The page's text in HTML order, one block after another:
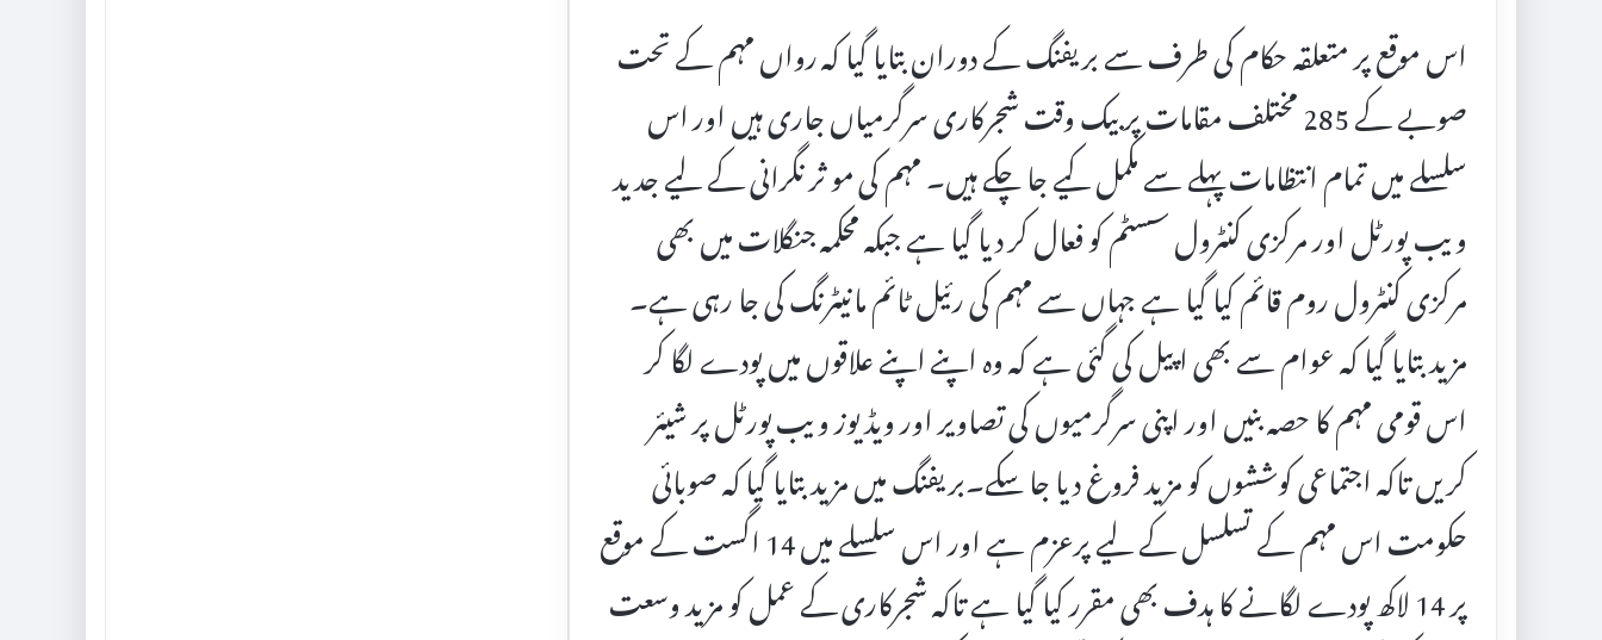
اس موقع پر متعلقہ حکام کی طرف سے بریفنگ کے دوران بتایا گیا کہ رواں مہم کے تحت
صوبے کے 285 مختلف مقامات پر بیک وقت شجرکاری سرگرمیاں جاری ہیں اور اس
سلسلے میں تمام انتظامات پہلے سے مکمل کیے جا چکے ہیں۔ مہم کی مو ثر نگرانی کے لیے جدید
ویب پورٹل اور مرکزی کنٹرول سسٹم کو فعال کر دیا گیا ہے جبکہ محکمہ جنگلات میں بھی
مرکزی کنٹرول روم قائم کیا گیا ہے جہاں سے مہم کی رئیل ٹائم مانیٹرنگ کی جا رہی ہے۔
مزید بتایا گیا کہ عوام سے بھی اپیل کی گئی ہے کہ وہ اپنے اپنے علاقوں میں پودے لگا کر
اس قومی مہم کا حصہ بنیں اور اپنی سرگرمیوں کی تصاویر اور ویڈیوز ویب پورٹل پر شیئر
کریں تاکہ اجتماعی کوششوں کو مزید فروغ دیا جا سکے۔بریفنگ میں مزید بتایا گیا کہ صوبائی
حکومت اس مہم کے تسلسل کے لیے پرعزم ہے اور اس سلسلے میں 14 اگست کے موقع
پر 14 لاکھ پودے لگانے کا ہدف بھی مقرر کیا گیا ہے تاکہ شجرکاری کے عمل کو مزید وسعت